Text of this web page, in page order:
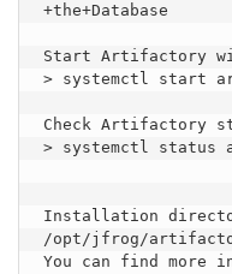
+the+Database
Start Artifactory
> systemctl start
Check Artifactory
> systemctl status
Installation
/opt/jfrog/
You can find more